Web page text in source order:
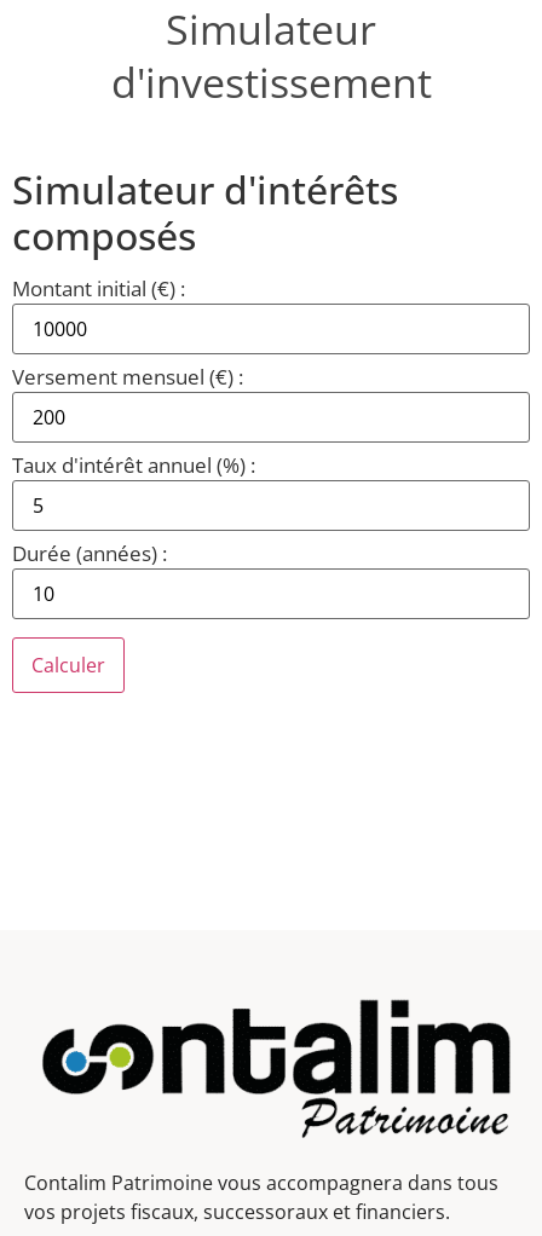
Simulateur
d'investissement
Simulateur d'intérêts
composés
Montant initial (€) :
Versement mensuel (€) :
Taux d'intérêt annuel (%) :
Durée (années) :
Calculer
Contalim Patrimoine vous accompagnera dans tous
vos projets fiscaux, successoraux et financiers.